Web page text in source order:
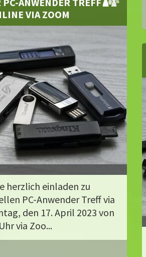
VIA ZOOM
herzlich einladen zu
PC-Anwender Treff via
den 17. April 2023 von
via Zoo...